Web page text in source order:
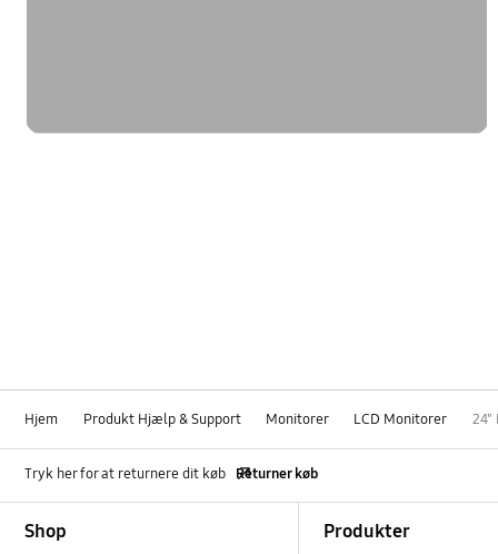
Hjem Produkt Hjælp & Support Monitorer LCD Monitorer 24"
Tryk her for at returnere dit køb Returner køb
Shop Produkter